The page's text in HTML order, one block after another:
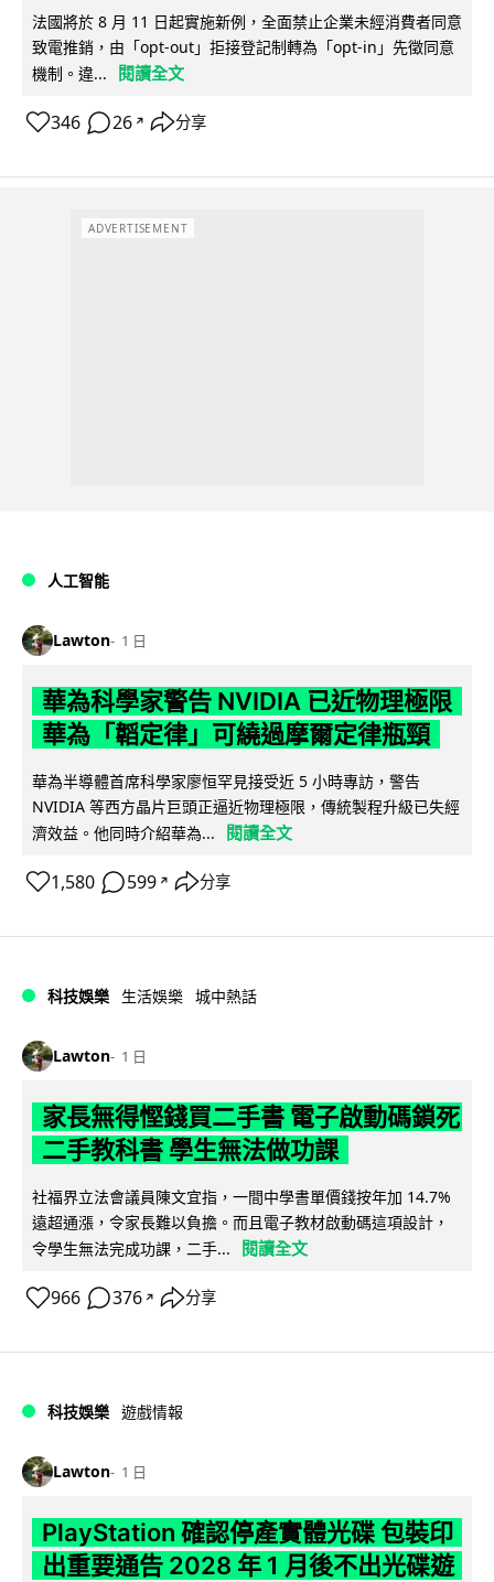
法國將於 8 月 11 日起實施新例，全面禁止企業未經消費者同意
致電推銷，由「opt-out」拒接登記制轉為「opt-in」先徵同意
機制。違...
閱讀全文
346 26 ↗ 分享
ADVERTISEMENT
人工智能
Lawton 1 日
華為科學家警告 NVIDIA 已近物理極限
華為「韜定律」可繞過摩爾定律瓶頸
華為半導體首席科學家廖恒罕見接受近 5 小時專訪，警告
NVIDIA 等西方晶片巨頭正逼近物理極限，傳統製程升級已失經
濟效益。他同時介紹華為...
閱讀全文
1,580 599 ↗ 分享
科技娛樂 生活娛樂 城中熱話
Lawton 1 日
家長無得慳錢買二手書 電子啟動碼鎖死
二手教科書 學生無法做功課
社福界立法會議員陳文宜指，一間中學書單價錢按年加 14.7%
遠超通漲，令家長難以負擔。而且電子教材啟動碼這項設計，
令學生無法完成功課，二手...
閱讀全文
966 376 ↗ 分享
科技娛樂 遊戲情報
Lawton 1 日
PlayStation 確認停產實體光碟 包裝印
出重要通告 2028 年 1 月後不出光碟遊